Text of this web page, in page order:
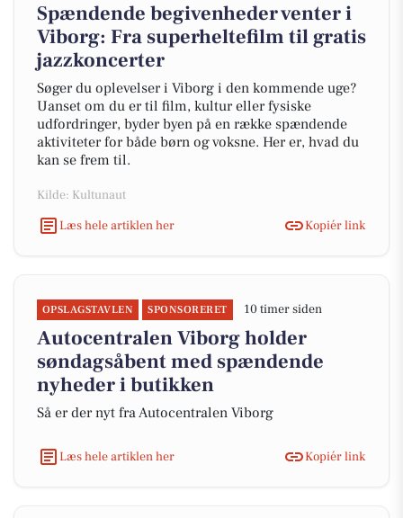
Spændende begivenheder venter i
Viborg: Fra superheltefilm til gratis
jazzkoncerter
Søger du oplevelser i Viborg i den kommende uge?
Uanset om du er til film, kultur eller fysiske
udfordringer, byder byen på en række spændende
aktiviteter for både børn og voksne. Her er, hvad du
kan se frem til.
Kilde: Kultunaut
Læs hele artiklen her
Kopiér link
OPSLAGSTAVLEN SPONSORERET 10 timer siden
Autocentralen Viborg holder
søndagsåbent med spændende
nyheder i butikken
Så er der nyt fra Autocentralen Viborg
Læs hele artiklen her Kopiér link